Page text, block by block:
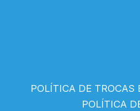
POLÍTICA DE TROCAS
POLÍTICA